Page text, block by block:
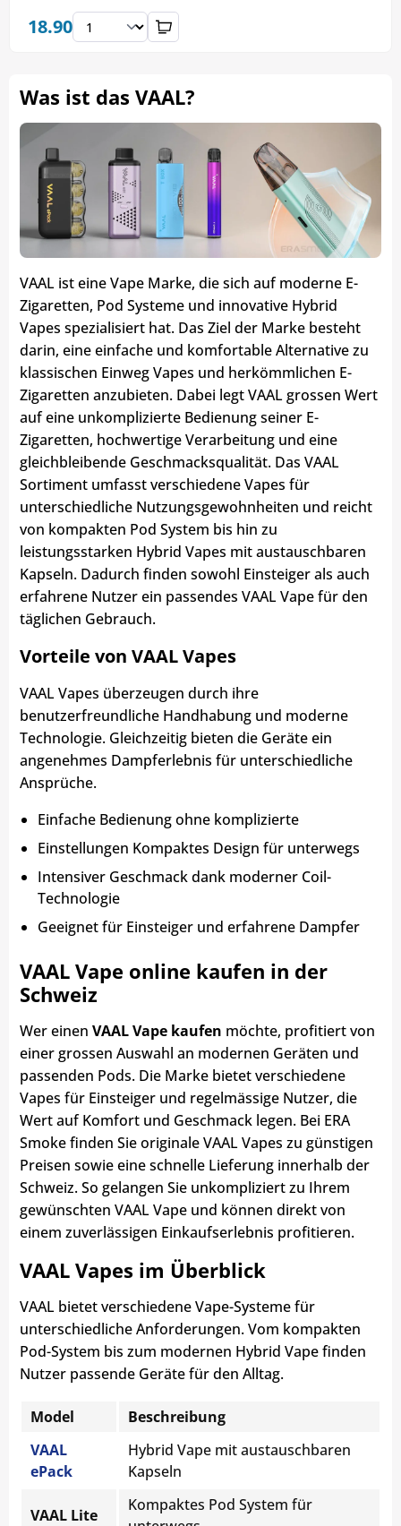
18.90
Was ist das VAAL?
VAAL ist eine Vape Marke, die sich auf moderne E-
Zigaretten, Pod Systeme und innovative Hybrid
Vapes spezialisiert hat. Das Ziel der Marke besteht
darin, eine einfache und komfortable Alternative zu
klassischen Einweg Vapes und herkömmlichen E-
Zigaretten anzubieten. Dabei legt VAAL grossen Wert
auf eine unkomplizierte Bedienung seiner E-
Zigaretten, hochwertige Verarbeitung und eine
gleichbleibende Geschmacksqualität. Das VAAL
Sortiment umfasst verschiedene Vapes für
unterschiedliche Nutzungsgewohnheiten und reicht
von kompakten Pod System bis hin zu
leistungsstarken Hybrid Vapes mit austauschbaren
Kapseln. Dadurch finden sowohl Einsteiger als auch
erfahrene Nutzer ein passendes VAAL Vape für den
täglichen Gebrauch.
Vorteile von VAAL Vapes
VAAL Vapes überzeugen durch ihre
benutzerfreundliche Handhabung und moderne
Technologie. Gleichzeitig bieten die Geräte ein
angenehmes Dampferlebnis für unterschiedliche
Ansprüche.
Einfache Bedienung ohne komplizierte
Einstellungen Kompaktes Design für unterwegs
Intensiver Geschmack dank moderner Coil-
Technologie
Geeignet für Einsteiger und erfahrene Dampfer
VAAL Vape online kaufen in der
Schweiz
Wer einen VAAL Vape kaufen möchte, profitiert von
einer grossen Auswahl an modernen Geräten und
passenden Pods. Die Marke bietet verschiedene
Vapes für Einsteiger und regelmässige Nutzer, die
Wert auf Komfort und Geschmack legen. Bei ERA
Smoke finden Sie originale VAAL Vapes zu günstigen
Preisen sowie eine schnelle Lieferung innerhalb der
Schweiz. So gelangen Sie unkompliziert zu Ihrem
gewünschten VAAL Vape und können direkt von
einem zuverlässigen Einkaufserlebnis profitieren.
VAAL Vapes im Überblick
VAAL bietet verschiedene Vape-Systeme für
unterschiedliche Anforderungen. Vom kompakten
Pod-System bis zum modernen Hybrid Vape finden
Nutzer passende Geräte für den Alltag.
Model
Beschreibung
VAAL
ePack
Hybrid Vape mit austauschbaren
Kapseln
VAAL Lite
Kompaktes Pod System für